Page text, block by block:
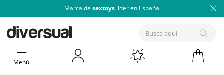
Marca de sextoys lider en España
Menú